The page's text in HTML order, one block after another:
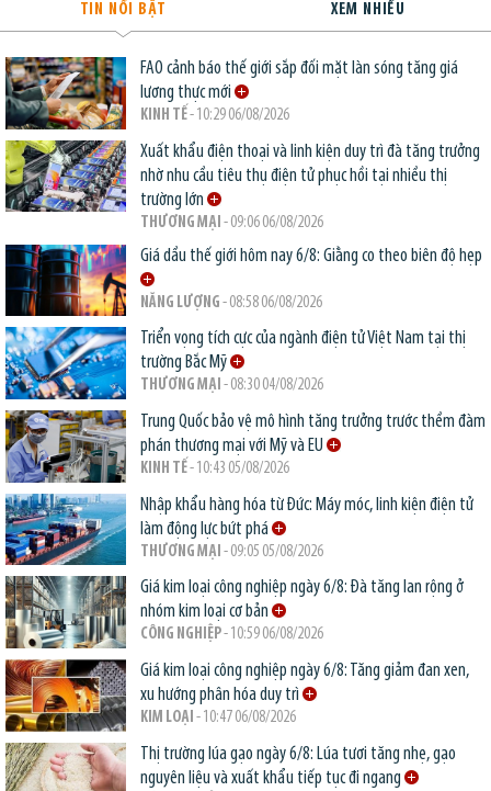
TIN NỔI BẬT XEM NHIỀU
FAO cảnh báo thế giới sắp đối mặt làn sóng tăng giá
lương thực mới
KINH TẾ- 10:29 06/08/2026
Xuất khẩu điện thoại và linh kiện duy trì đà tăng trưởng
nhờ nhu cầu tiêu thụ điện tử phục hồi tại nhiều thị
trường lớn
THƯƠNG MẠI - 09:06 06/08/2026
Giá dầu thế giới hôm nay 6/8: Giằng co theo biên độ hẹp
NĂNG LƯỢNG - 08:58 06/08/2026
Triển vọng tích cực của ngành điện tử Việt Nam tại thị
trường Bắc Mỹ
THƯƠNG MẠI - 08:30 04/08/2026
Trung Quốc bảo vệ mô hình tăng trưởng trước thềm đàm
phán thương mại với Mỹ và EU
KINH TẾ- 10:43 05/08/2026
Nhập khẩu hàng hóa từ Đức: Máy móc, linh kiện điện tử
làm động lực bứt phá
THƯƠNG MẠI - 09:05 05/08/2026
Giá kim loại công nghiệp ngày 6/8: Đà tăng lan rộng ở
nhóm kim loại cơ bản
CÔNG NGHIỆP- 10:59 06/08/2026
Giá kim loại công nghiệp ngày 6/8: Tăng giảm đan xen,
xu hướng phân hóa duy trì
KIM LOẠI - 10:47 06/08/2026
Thị trường lúa gạo ngày 6/8: Lúa tươi tăng nhẹ, gạo
nguyên liệu và xuất khẩu tiếp tục đi ngang